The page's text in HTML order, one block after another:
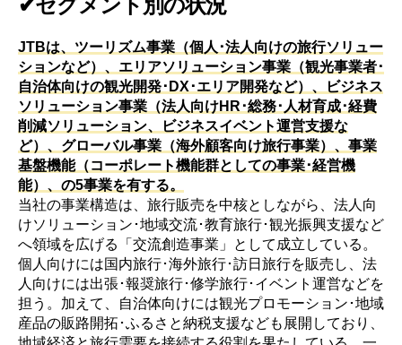
✔セグメント別の状況
JTBは、ツーリズム事業（個人･法人向けの旅行ソリュー
ションなど）、エリアソリューション事業（観光事業者･
自治体向けの観光開発･DX･エリア開発など）、ビジネス
ソリューション事業（法人向けHR･総務･人材育成･経費
削減ソリューション、ビジネスイベント運営支援な
ど）、グローバル事業（海外顧客向け旅行事業）、事業
基盤機能（コーポレート機能群としての事業･経営機
能）、の5事業を有する。
当社の事業構造は、旅行販売を中核としながら、法人向
けソリューション･地域交流･教育旅行･観光振興支援など
へ領域を広げる「交流創造事業」として成立している。
個人向けには国内旅行･海外旅行･訪日旅行を販売し、法
人向けには出張･報奨旅行･修学旅行･イベント運営などを
担う。加えて、自治体向けには観光プロモーション･地域
産品の販路開拓･ふるさと納税支援なども展開しており、